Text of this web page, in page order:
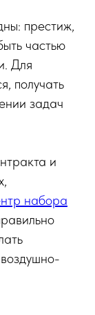
престиж,
частью
Для
получать
задач
и
набора